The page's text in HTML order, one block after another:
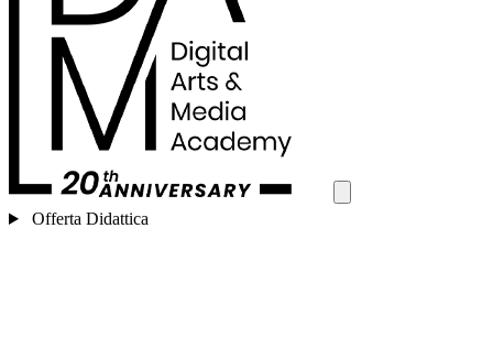
Offerta Didattica